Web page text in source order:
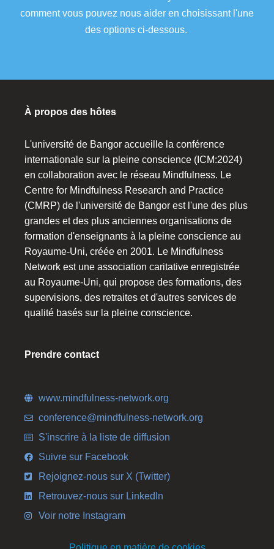
comment vous pouvez nous aider en choisissant l'une
des options ci-dessous.
À propos des hôtes
L'université de Bangor accueille la conférence
internationale sur la pleine conscience (ICM:2024)
en collaboration avec le réseau Mindfulness. Le
Centre for Mindfulness Research and Practice
(CMRP) de l'université de Bangor est l'une des plus
grandes et des plus anciennes organisations de
formation d'enseignants à la pleine conscience au
Royaume-Uni, créée en 2001. Le Mindfulness
Network est une association caritative enregistrée
au Royaume-Uni, qui propose des formations, des
supervisions, des retraites et d'autres services de
qualité basés sur la pleine conscience.
Prendre contact
www.mindfulness-network.org
conference@mindfulness-network.org
S'inscrire à la liste de diffusion
Suivre sur Facebook
Rejoignez-nous sur X (Twitter)
Retrouvez-nous sur LinkedIn
Voir notre Instagram